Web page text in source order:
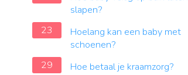
slapen?
23
Hoelang kan een baby met
schoenen?
29
Hoe betaal je kraamzorg?